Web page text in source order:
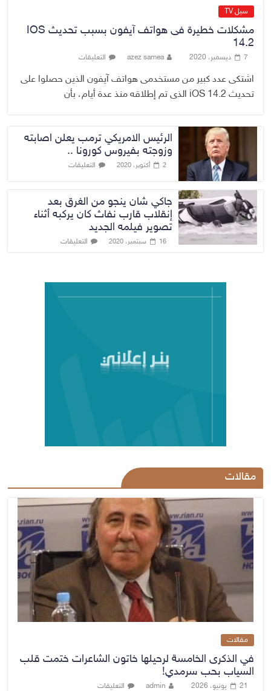
سيل TV
مشكلات خطيرة فى هواتف آيفون بسبب تحديث IOS
14.2
7 ديسمبر، 2020 azez samea التعليقات
اشتكى عدد كبير من مستخدمى هواتف آيفون الذين حصلوا على
تحديث iOS 14.2 الذى تم إطلاقه منذ عدة أيام، بأن
الرئيس الامريكي ترمب يعلن اصابته
وزوجته بفيروس كورونا ..
2 أكتوبر، 2020 التعليقات
جاكي شان ينجو من الغرق بعد
إنقلاب قارب نفاث كان يركبه أثناء
تصوير فيلمه الجديد
16 سبتمبر، 2020 التعليقات
مقالات
مقالات
في الذكرى الخامسة لرحيلها خاتون الشاعرات ختمت قلب
السياب بحب سرمدي!
21 يونيو، 2026 admin التعليقات